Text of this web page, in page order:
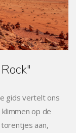
gids vertelt ons
op de
aan,